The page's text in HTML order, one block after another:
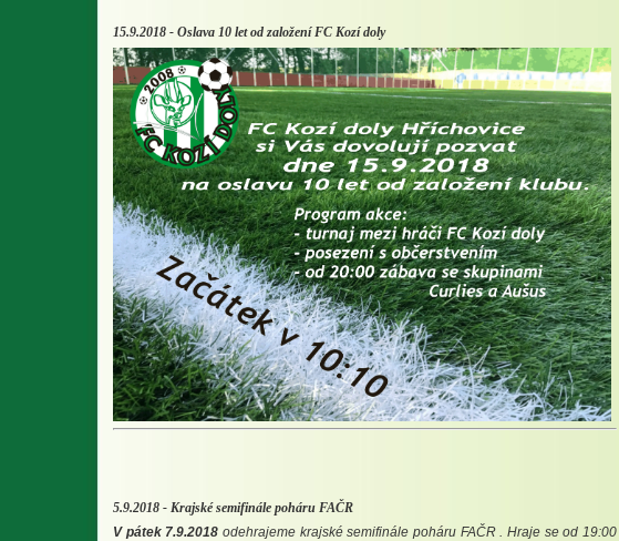
15.9.2018 - Oslava 10 let od založení FC Kozí doly
5.9.2018 - Krajské semifinále poháru FAČR
V pátek 7.9.2018 odehrajeme krajské semifinále poháru FAČR . Hraje se od 19:00